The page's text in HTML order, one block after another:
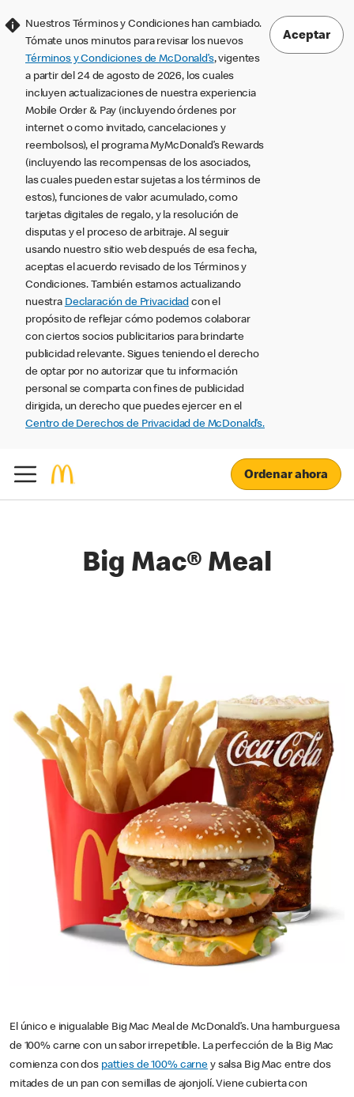
Nuestros Términos y Condiciones han cambiado.
Tómate unos minutos para revisar los nuevos
Términos y Condiciones de McDonald’s, vigentes
a partir del 24 de agosto de 2026, los cuales
incluyen actualizaciones de nuestra experiencia
Mobile Order & Pay (incluyendo órdenes por
internet o como invitado, cancelaciones y
reembolsos), el programa MyMcDonald’s Rewards
(incluyendo las recompensas de los asociados,
las cuales pueden estar sujetas a los términos de
estos), funciones de valor acumulado, como
tarjetas digitales de regalo, y la resolución de
disputas y el proceso de arbitraje. Al seguir
usando nuestro sitio web después de esa fecha,
aceptas el acuerdo revisado de los Términos y
Condiciones. También estamos actualizando
nuestra Declaración de Privacidad con el
propósito de reflejar cómo podemos colaborar
con ciertos socios publicitarios para brindarte
publicidad relevante. Sigues teniendo el derecho
de optar por no autorizar que tu información
personal se comparta con fines de publicidad
dirigida, un derecho que puedes ejercer en el
Centro de Derechos de Privacidad de McDonald’s.
Aceptar
Ordenar ahora
Big Mac® Meal
El único e inigualable Big Mac Meal de McDonald’s. Una hamburguesa
de 100% carne con un sabor irrepetible. La perfección de la Big Mac
comienza con dos patties de 100% carne y salsa Big Mac entre dos
mitades de un pan con semillas de ajonjolí. Viene cubierta con